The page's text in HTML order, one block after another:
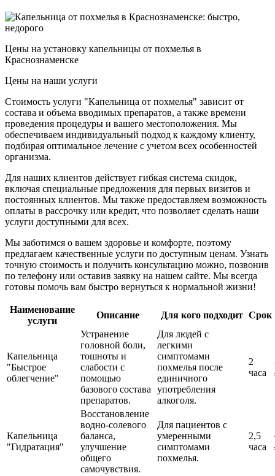
Цены на установку капельницы от похмелья в
Краснознаменске
Цены на наши услуги
Стоимость услуги "Капельница от похмелья" зависит от
состава и объема вводимых препаратов, а также времени
проведения процедуры и вашего местоположения. Мы
обеспечиваем индивидуальный подход к каждому клиенту,
подбирая оптимальное лечение с учетом всех особенностей
организма.
Для наших клиентов действует гибкая система скидок,
включая специальные предложения для первых визитов и
постоянных клиентов. Мы также предоставляем возможность
оплаты в рассрочку или кредит, что позволяет сделать наши
услуги доступными для всех.
Мы заботимся о вашем здоровье и комфорте, поэтому
предлагаем качественные услуги по доступным ценам. Узнать
точную стоимость и получить консультацию можно, позвонив
по телефону или оставив заявку на нашем сайте. Мы всегда
готовы помочь вам быстро вернуться к нормальной жизни!
Наименование
услуги
Описание Для кого подходит Срок
Капельница
"Быстрое
облегчение"
Устранение
головной боли,
тошноты и
слабости с
помощью
базового состава
препаратов.
Для людей с
легкими
симптомами
похмелья после
единичного
употребления
алкоголя.
2
часа
Капельница
"Гидратация"
Восстановление
водно-солевого
баланса,
улучшение
общего
самочувствия.
Для пациентов с
умеренными
симптомами
похмелья.
2,5
часа